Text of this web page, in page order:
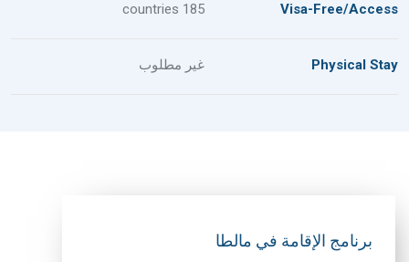
Visa-Free/Access
185 countries
Physical Stay غير مطلوب
برنامج الإقامة في مالطا